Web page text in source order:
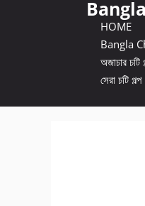
HOME
Bangla
অজাচার চটি
সেরা চটি গল্প